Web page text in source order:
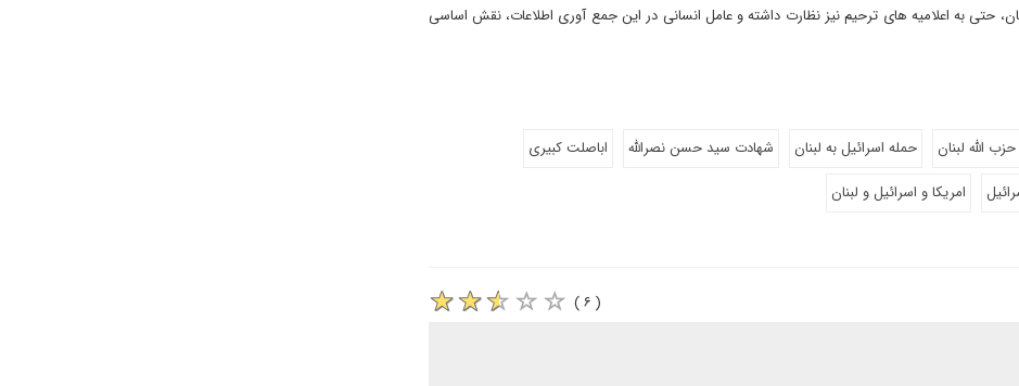
حتی به اعلامیه های ترحیم نیز نظارت داشته و عامل انسانی در این جمع آوری اطلاعات، نقش اساسی
حزب الله لبنان حمله اسرائیل به لبنان شهادت سید حسن نصرالله
اباصلت کبیری
امریکا و اسرائیل و لبنان
( ۶ )